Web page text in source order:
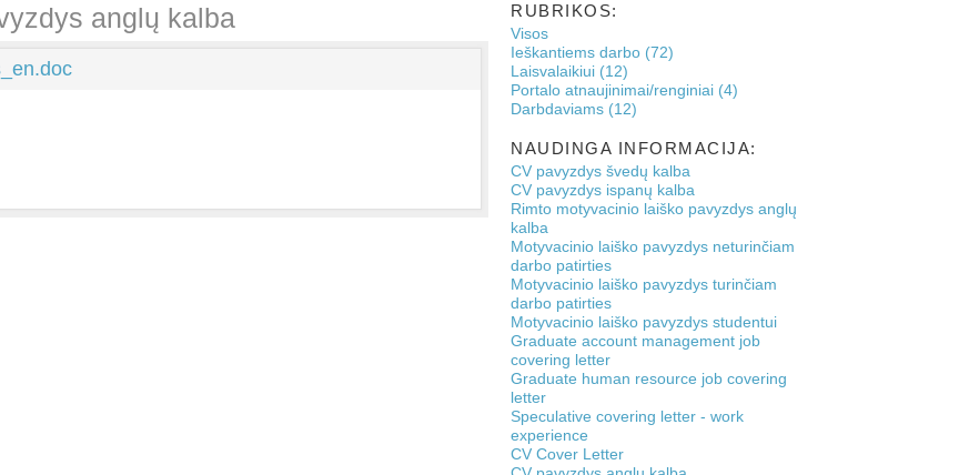
anglų kalba RUBRIKOS:
Visos
Ieškantiems darbo (72)
Laisvalaikiui (12)
Portalo atnaujinimai/renginiai (4)
Darbdaviams (12)
NAUDINGA INFORMACIJA:
CV pavyzdys švedų kalba
CV pavyzdys ispanų kalba
Rimto motyvacinio laiško pavyzdys anglų
kalba
Motyvacinio laiško pavyzdys neturinčiam
darbo patirties
Motyvacinio laiško pavyzdys turinčiam
darbo patirties
Motyvacinio laiško pavyzdys studentui
Graduate account management job
covering letter
Graduate human resource job covering
letter
Speculative covering letter - work
experience
CV Cover Letter